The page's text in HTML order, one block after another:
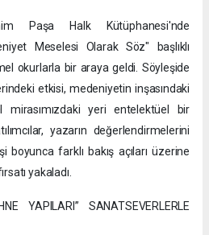
Paşa Halk Kütüphanesi'nde
Meselesi Olarak Söz" başlıklı
okurlarla bir araya geldi. Söyleşide
etkisi, medeniyetin inşasındaki
yeri entelektüel bir
yazarın değerlendirmelerini
farklı bakış açıları üzerine
yakaladı.
YAPILARI” SANATSEVERLERLE